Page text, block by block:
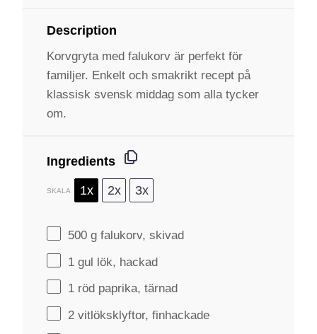
Description
Korvgryta med falukorv är perfekt för
familjer. Enkelt och smakrikt recept på
klassisk svensk middag som alla tycker
om.
Ingredients
SKALA 1x 2x 3x
500 g falukorv, skivad
1 gul lök, hackad
1 röd paprika, tärnad
2 vitlöksklyftor, finhackade